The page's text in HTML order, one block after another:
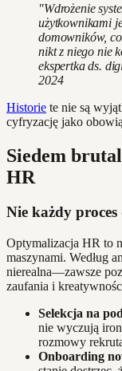
"Wdrożenie
użytkownikami
domowników,
nikt z niego nie
ekspertka ds.
2024
Historie te nie są
cyfryzację jako
Siedem
HR
Nie każdy
Optymalizacja HR to
maszynami. Według
nierealna—zawsze
zaufania i
Selekcja na
nie wyczują
rozmowy
Onboarding